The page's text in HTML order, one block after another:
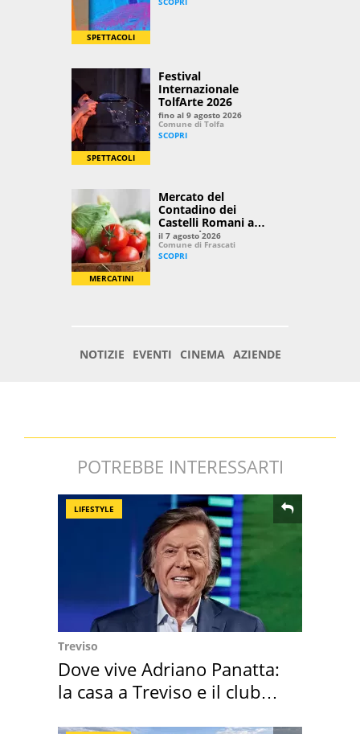
POTREBBE INTERESSARTI
LIFESTYLE
Treviso
Dove vive Adriano Panatta:
la casa a Treviso e il club